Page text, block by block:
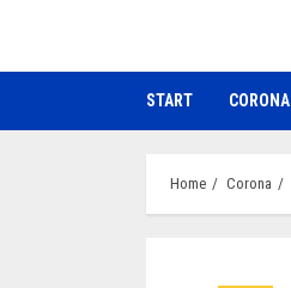
de
START CORONA
Home Corona